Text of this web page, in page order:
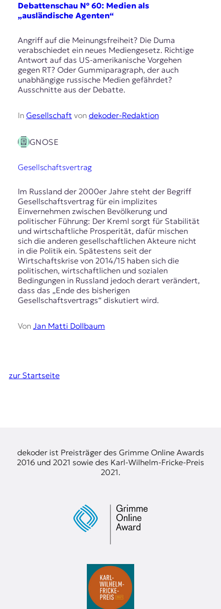
Debattenschau № 60: Medien als
„ausländische Agenten“
Angriff auf die Meinungsfreiheit? Die Duma
verabschiedet ein neues Mediengesetz. Richtige
Antwort auf das US-amerikanische Vorgehen
gegen RT? Oder Gummiparagraph, der auch
unabhängige russische Medien gefährdet?
Ausschnitte aus der Debatte.
In Gesellschaft von dekoder-Redaktion
GNOSE
Gesellschaftsvertrag
Im Russland der 2000er Jahre steht der Begriff
Gesellschaftsvertrag für ein implizites
Einvernehmen zwischen Bevölkerung und
politischer Führung: Der Kreml sorgt für Stabilität
und wirtschaftliche Prosperität, dafür mischen
sich die anderen gesellschaftlichen Akteure nicht
in die Politik ein. Spätestens seit der
Wirtschaftskrise von 2014/15 haben sich die
politischen, wirtschaftlichen und sozialen
Bedingungen in Russland jedoch derart verändert,
dass das „Ende des bisherigen
Gesellschaftsvertrags“ diskutiert wird.
Von Jan Matti Dollbaum
zur Startseite
dekoder ist Preisträger des Grimme Online Awards
2016 und 2021 sowie des Karl-Wilhelm-Fricke-Preis
2021.